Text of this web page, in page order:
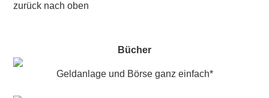
zurück nach oben
Bücher
Geldanlage und Börse ganz einfach*